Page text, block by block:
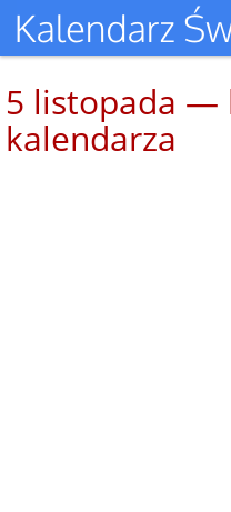
5 listopada —
kalendarza